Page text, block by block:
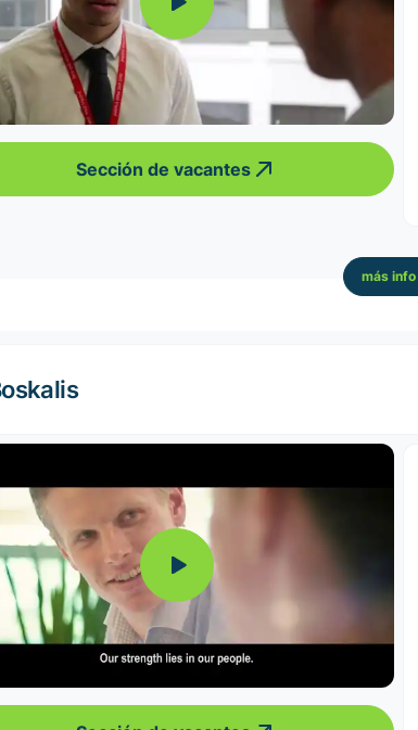
Sección de vacantes
más info